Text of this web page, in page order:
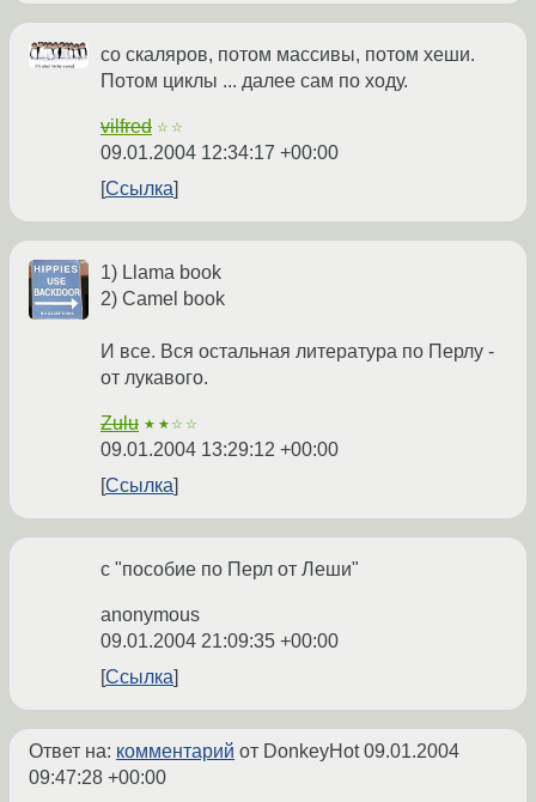
со скаляров, потом массивы, потом хеши.
Потом циклы ... далее сам по ходу.
vilfred ☆☆
09.01.2004 12:34:17 +00:00
Ссылка
1) Llama book
2) Camel book
И все. Вся остальная литература по Перлу -
от лукавого.
Zulu ★★☆☆
09.01.2004 13:29:12 +00:00
Ссылка
с "пособие по Перл от Леши"
anonymous
09.01.2004 21:09:35 +00:00
Ссылка
Ответ на: комментарий от DonkeyHot09.01.2004
09:47:28 +00:00